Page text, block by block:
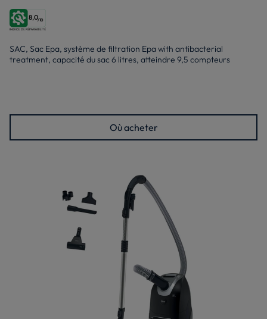
8,0/10
SAC, Sac Epa, système de filtration Epa with antibacterial
treatment, capacité du sac 6 litres, atteindre 9,5 compteurs
Où acheter